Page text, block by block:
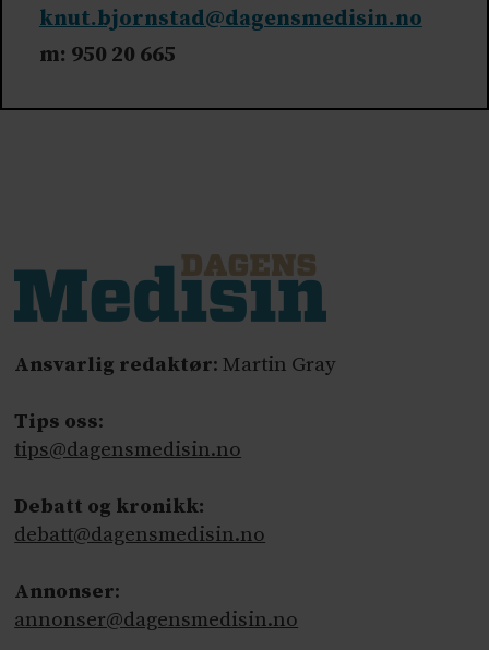
knut.bjornstad@dagensmedisin.no
m: 950 20 665
Ansvarlig redaktør: Martin Gray
Tips oss:
tips@dagensmedisin.no
Debatt og kronikk:
debatt@dagensmedisin.no
Annonser:
annonser@dagensmedisin.no